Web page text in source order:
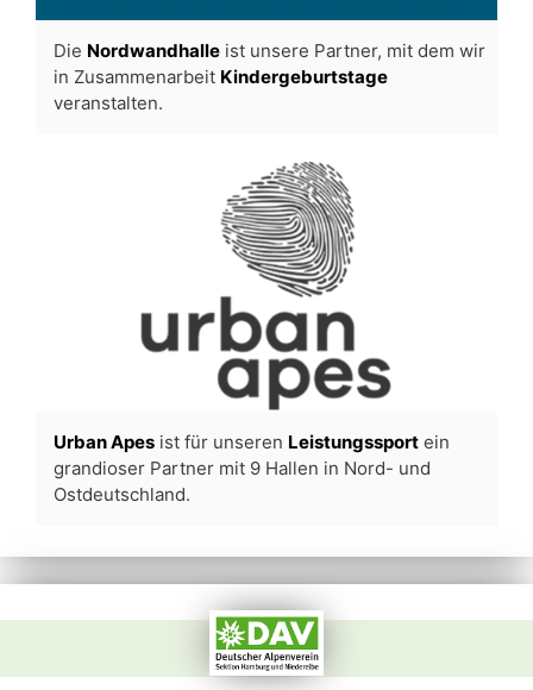
Die Nordwandhalle ist unsere Partner, mit dem wir
in Zusammenarbeit Kindergeburtstage
veranstalten.
Urban Apes ist für unseren Leistungssport ein
grandioser Partner mit 9 Hallen in Nord- und
Ostdeutschland.